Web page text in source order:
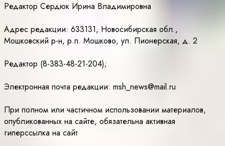
Редактор Сердюк Ирина Владимировна
Адрес редакции: 633131, Новосибирская обл.,
Мошковский р-н, р.п. Мошково, ул. Пионерская, д. 2
Редактор (8-383-48-21-204);
Электронная почта редакции: msh_news@mail.ru
При полном или частичном использовании материалов,
опубликованных на сайте, обязательна активная
гиперссылка на сайт